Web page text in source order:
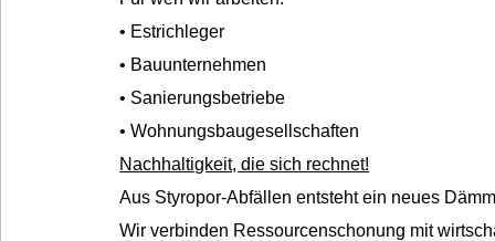
• Estrichleger
• Bauunternehmen
• Sanierungsbetriebe
• Wohnungsbaugesellschaften
Nachhaltigkeit, die sich rechnet!
Aus Styropor-Abfällen entsteht ein neues
Wir verbinden Ressourcenschonung mit